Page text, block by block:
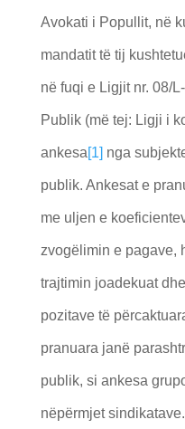
Avokati i Popullit, në
mandatit të tij
në fuqi e Ligjit nr. 08/
Publik (më tej: Ligji i
ankesa[1] nga
publik. Ankesat e
me uljen e
zvogëlimin e pagave,
trajtimin joadekuat
pozitave të
pranuara janë
publik, si ankesa
nëpërmjet sindikatave.